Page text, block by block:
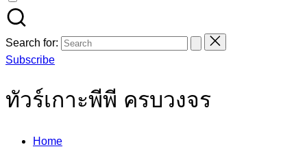
Search for:
Subscribe
ทัวร์เกาะพีพี ครบวงจร
Home